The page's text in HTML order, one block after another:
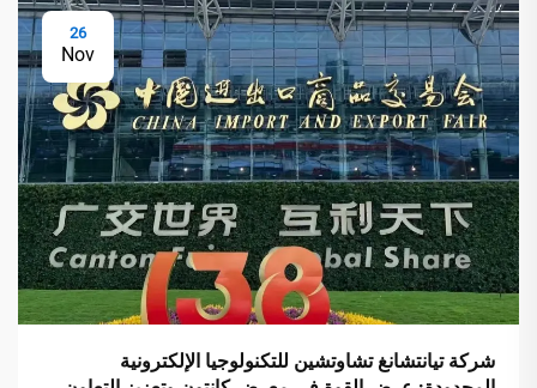
26
Nov
شركة تيانتشانغ تشاوتشين للتكنولوجيا الإلكترونية